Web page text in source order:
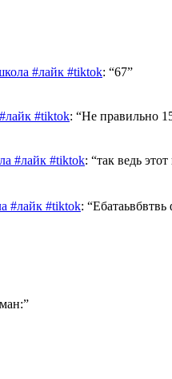
#лайк #tiktok: “67”
#tiktok: “Не правильно
#лайк #tiktok: “так ведь
#лайк #tiktok: “
”